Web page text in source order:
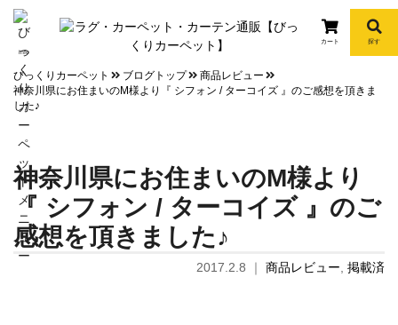
info
カート 探す
びっくりカーペット ブログトップ
商品レビュー
神奈川県にお住まいのM様より『 シフォン / ターコイズ 』のご感想を頂きま
した♪
神奈川県にお住まいのM様より
『 シフォン / ターコイズ 』のご
感想を頂きました♪
2017.2.8 ｜ 商品レビュー 掲載済